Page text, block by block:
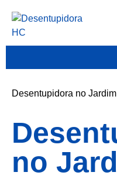
Desentupidora no
no